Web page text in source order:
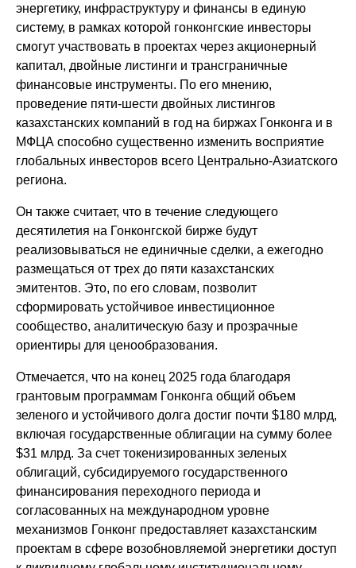
энергетику, инфраструктуру и финансы в единую
систему, в рамках которой гонконгские инвесторы
смогут участвовать в проектах через акционерный
капитал, двойные листинги и трансграничные
финансовые инструменты. По его мнению,
проведение пяти-шести двойных листингов
казахстанских компаний в год на биржах Гонконга и в
МФЦА способно существенно изменить восприятие
глобальных инвесторов всего Центрально-Азиатского
региона.
Он также считает, что в течение следующего
десятилетия на Гонконгской бирже будут
реализовываться не единичные сделки, а ежегодно
размещаться от трех до пяти казахстанских
эмитентов. Это, по его словам, позволит
сформировать устойчивое инвестиционное
сообщество, аналитическую базу и прозрачные
ориентиры для ценообразования.
Отмечается, что на конец 2025 года благодаря
грантовым программам Гонконга общий объем
зеленого и устойчивого долга достиг почти $180 млрд,
включая государственные облигации на сумму более
$31 млрд. За счет токенизированных зеленых
облигаций, субсидируемого государственного
финансирования переходного периода и
согласованных на международном уровне
механизмов Гонконг предоставляет казахстанским
проектам в сфере возобновляемой энергетики доступ